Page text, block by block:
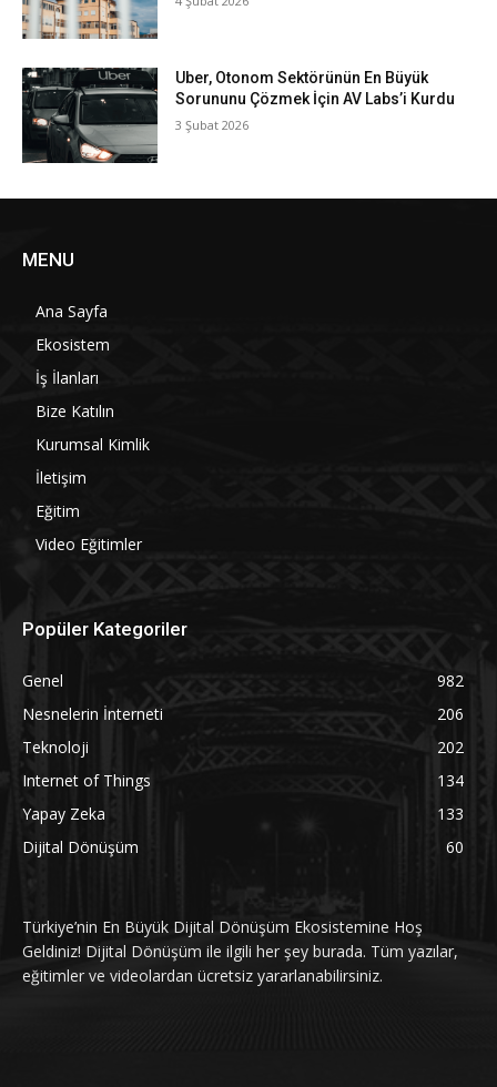
Uber, Otonom Sektörünün En Büyük
Sorununu Çözmek İçin AV Labs’i Kurdu
3 Şubat 2026
MENU
Ana Sayfa
Ekosistem
İş İlanları
Bize Katılın
Kurumsal Kimlik
İletişim
Eğitim
Video Eğitimler
Popüler Kategoriler
Genel
982
Nesnelerin İnterneti
206
Teknoloji
202
Internet of Things
134
Yapay Zeka
133
Dijital Dönüşüm
60
Türkiye’nin En Büyük Dijital Dönüşüm Ekosistemine Hoş
Geldiniz! Dijital Dönüşüm ile ilgili her şey burada. Tüm yazılar,
eğitimler ve videolardan ücretsiz yararlanabilirsiniz.